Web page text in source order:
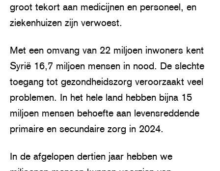
groot tekort aan medicijnen en personeel, en
ziekenhuizen zijn verwoest.
Met een omvang van 22 miljoen inwoners kent
Syrië 16,7 miljoen mensen in nood. De slechte
toegang tot gezondheidszorg veroorzaakt veel
problemen. In het hele land hebben bijna 15
miljoen mensen behoefte aan levensreddende
primaire en secundaire zorg in 2024.
In de afgelopen dertien jaar hebben we